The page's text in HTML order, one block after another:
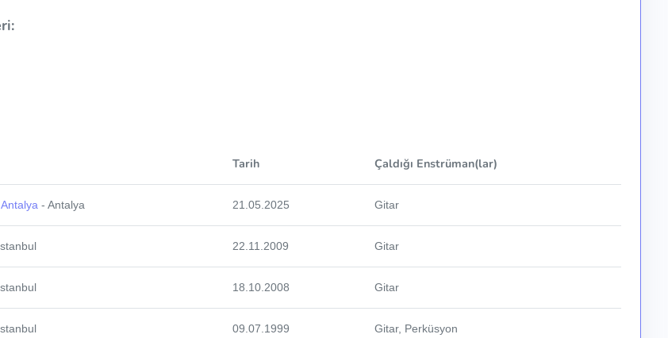
Tarih Çaldığı Enstrüman(lar)
- Antalya 21.05.2025 Gitar
22.11.2009 Gitar
18.10.2008 Gitar
09.07.1999 Gitar, Perküsyon